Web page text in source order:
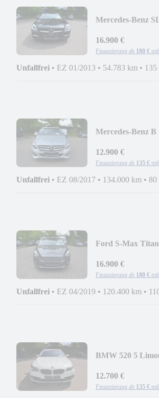
Mercedes-Benz
16.900 €
Finanzierung ab 180 € mtl.
Unfallfrei • EZ 01/2013 • 54.783 km •
Mercedes-Benz
12.900 €
Finanzierung ab 135 € mtl.
Unfallfrei • EZ 08/2017 • 134.000 km • 80
Ford S-Max
16.900 €
Finanzierung ab 180 € mtl.
Unfallfrei • EZ 04/2019 • 120.400 km •
BMW 520 5
12.700 €
Finanzierung ab 135 € mtl.